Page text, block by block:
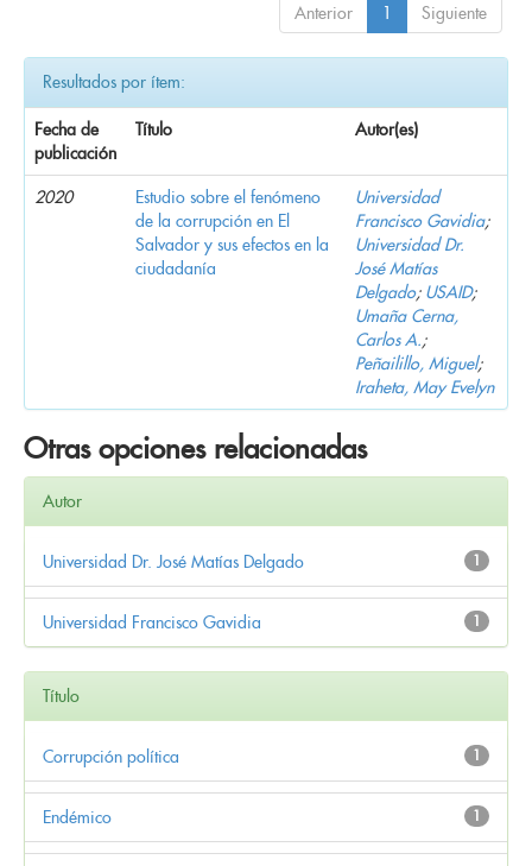
Anterior 1 Siguiente
Resultados por ítem:
Fecha de
publicación
Título Autor(es)
2020
Estudio sobre el fenómeno
de la corrupción en El
Salvador y sus efectos en la
ciudadanía
Universidad
Francisco Gavidia;
Universidad Dr.
José Matías
Delgado; USAID;
Umaña Cerna,
Carlos A.;
Peñailillo, Miguel;
Iraheta, May Evelyn
Otras opciones relacionadas
Autor
1
Universidad Dr. José Matías Delgado
1
Universidad Francisco Gavidia
Título
1
Corrupción política
1
Endémico